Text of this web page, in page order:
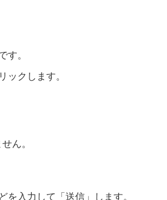
す。
ックします。
ん。
入力して「送信」します。